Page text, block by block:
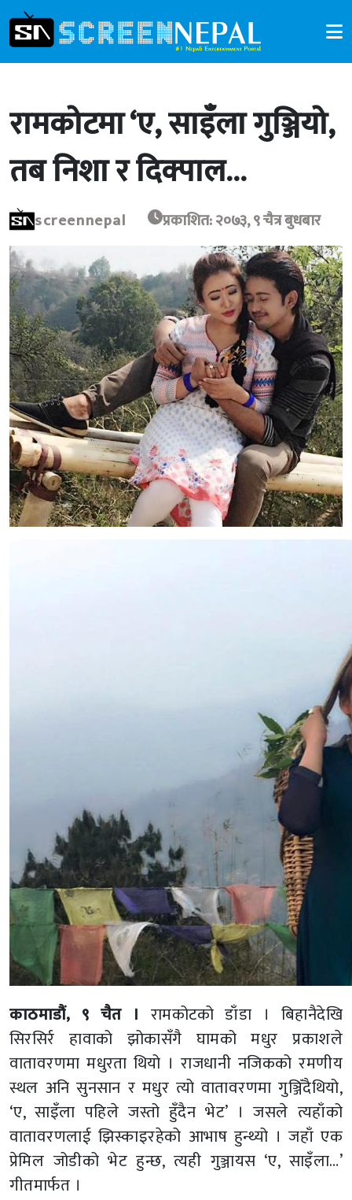
रामकोटमा ‘ए, साइँला गुञ्जियो,
तब निशा र दिक्पाल…
screennepal प्रकाशित: २०७३, ९ चैत्र बुधबार
काठमाडौं, ९ चैत । रामकोटको डाँडा । बिहानैदेखि
सिरसिर्र हावाको झोकासँगै घामको मधुर प्रकाशले
वातावरणमा मधुरता थियो । राजधानी नजिकको रमणीय
स्थल अनि सुनसान र मधुर त्यो वातावरणमा गुञ्जिँदैथियो,
‘ए, साइँला पहिले जस्तो हुँदैन भेट’ । जसले त्यहाँको
वातावरणलाई झिस्काइरहेको आभाष हुन्थ्यो । जहाँ एक
प्रेमिल जोडीको भेट हुन्छ, त्यही गुञ्जायस ‘ए, साइँला…’
गीतमार्फत ।